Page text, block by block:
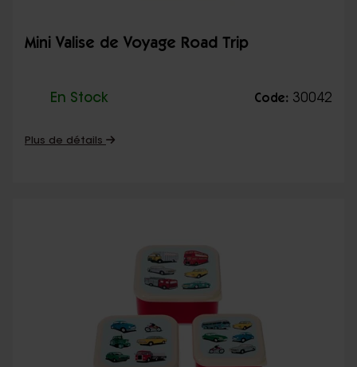
Mini Valise de Voyage Road Trip
En Stock Code: 30042
Plus de détails